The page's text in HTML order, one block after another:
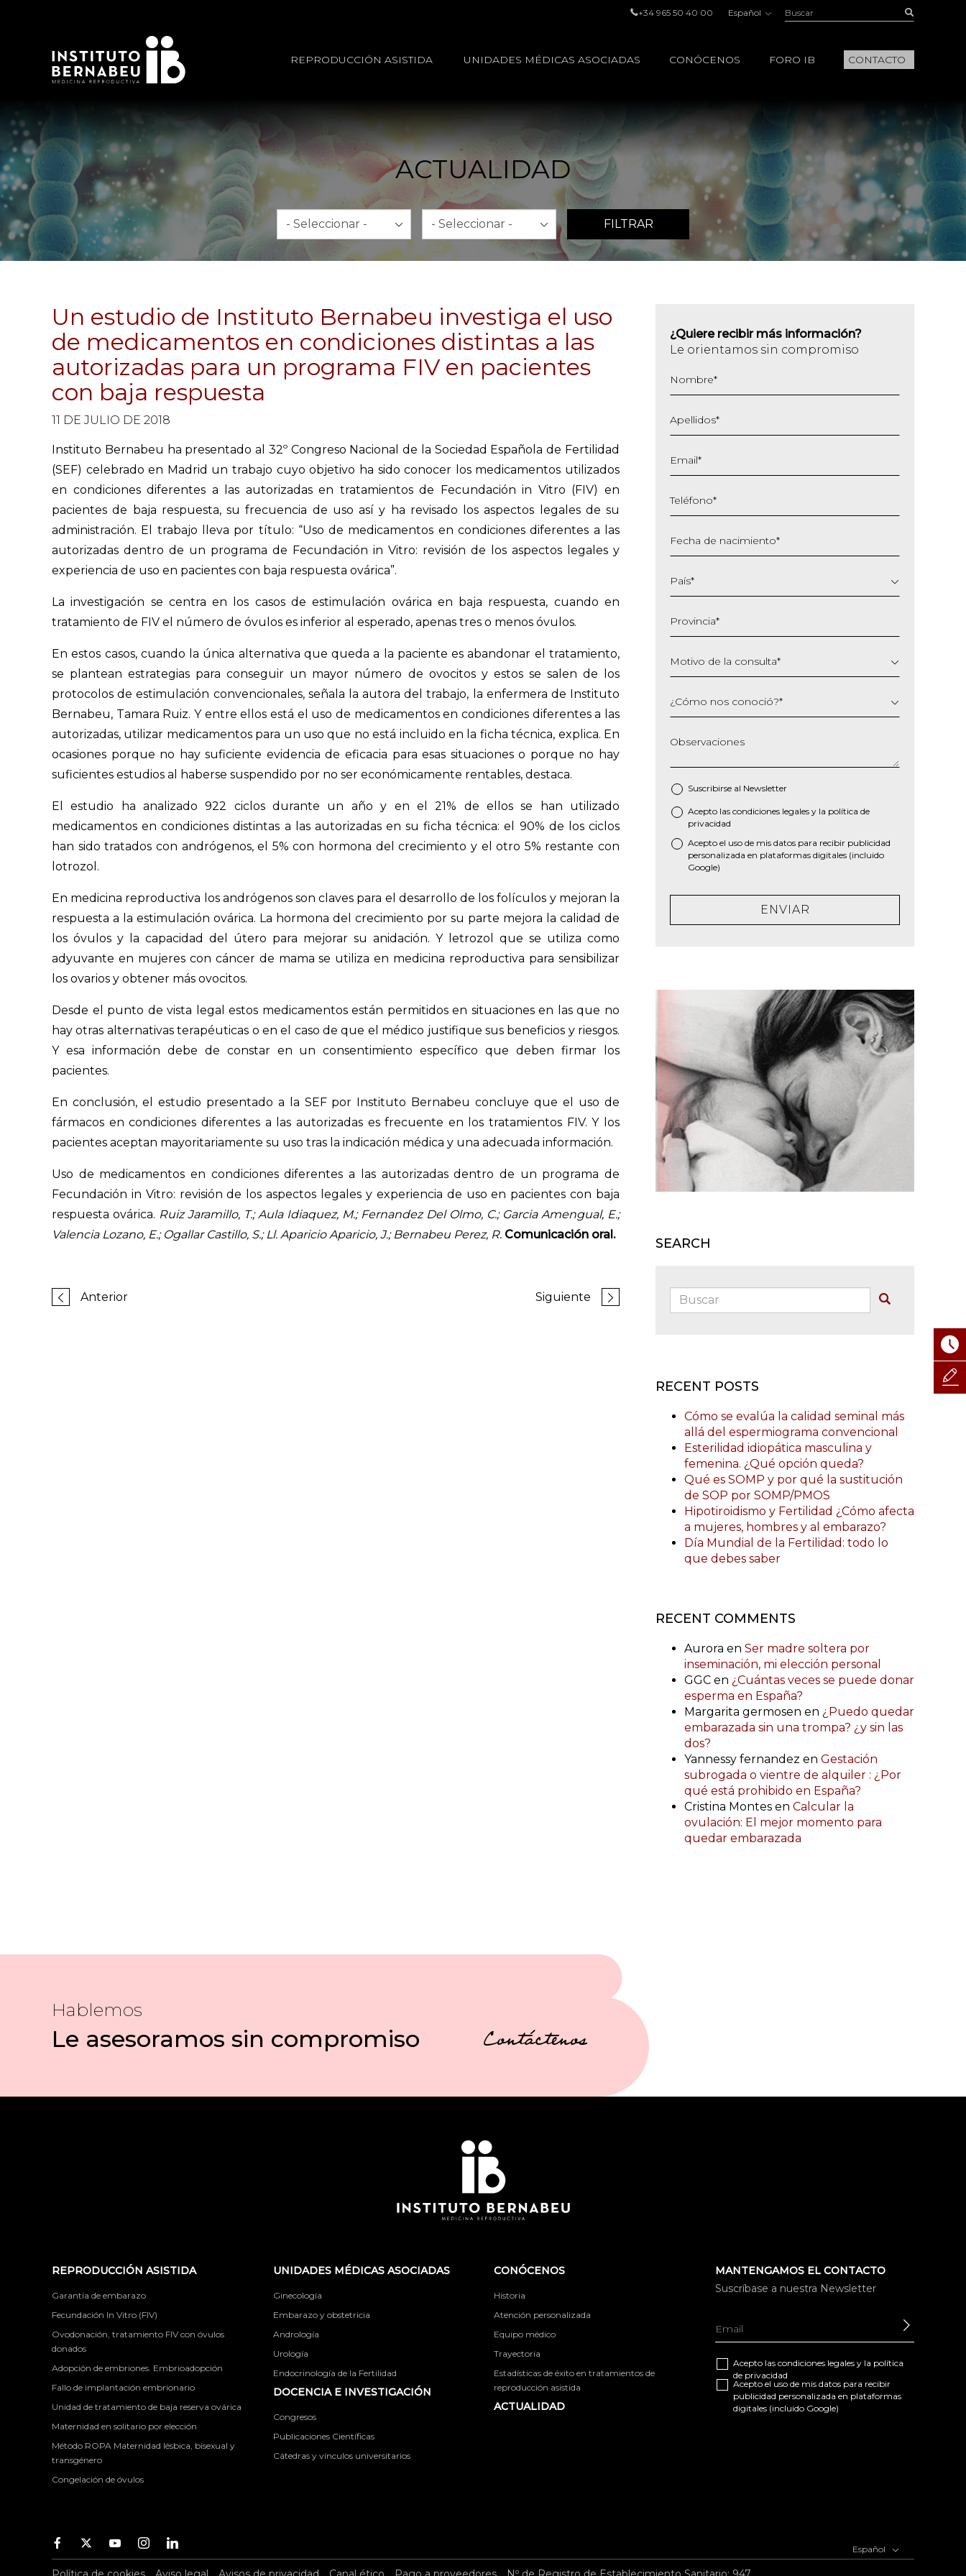
+34 965 50 40 00 Español Buscar:
REPRODUCCIÓN ASISTIDA UNIDADES MÉDICAS ASOCIADAS CONÓCENOS FORO IB CONTACTO
ACTUALIDAD
Mes Año
FILTRAR
Un estudio de Instituto Bernabeu investiga el uso
de medicamentos en condiciones distintas a las
autorizadas para un programa FIV en pacientes
con baja respuesta
11 DE JULIO DE 2018
Instituto Bernabeu ha presentado al 32º Congreso Nacional de la Sociedad Española de Fertilidad
(SEF) celebrado en Madrid un trabajo cuyo objetivo ha sido conocer los medicamentos utilizados
en condiciones diferentes a las autorizadas en tratamientos de Fecundación in Vitro (FIV) en
pacientes de baja respuesta, su frecuencia de uso así y ha revisado los aspectos legales de su
administración. El trabajo lleva por título: “Uso de medicamentos en condiciones diferentes a las
autorizadas dentro de un programa de Fecundación in Vitro: revisión de los aspectos legales y
experiencia de uso en pacientes con baja respuesta ovárica”.
La investigación se centra en los casos de estimulación ovárica en baja respuesta, cuando en
tratamiento de FIV el número de óvulos es inferior al esperado, apenas tres o menos óvulos.
En estos casos, cuando la única alternativa que queda a la paciente es abandonar el tratamiento,
se plantean estrategias para conseguir un mayor número de ovocitos y estos se salen de los
protocolos de estimulación convencionales, señala la autora del trabajo, la enfermera de Instituto
Bernabeu, Tamara Ruiz. Y entre ellos está el uso de medicamentos en condiciones diferentes a las
autorizadas, utilizar medicamentos para un uso que no está incluido en la ficha técnica, explica. En
ocasiones porque no hay suficiente evidencia de eficacia para esas situaciones o porque no hay
suficientes estudios al haberse suspendido por no ser económicamente rentables, destaca.
El estudio ha analizado 922 ciclos durante un año y en el 21% de ellos se han utilizado
medicamentos en condiciones distintas a las autorizadas en su ficha técnica: el 90% de los ciclos
han sido tratados con andrógenos, el 5% con hormona del crecimiento y el otro 5% restante con
lotrozol.
En medicina reproductiva los andrógenos son claves para el desarrollo de los folículos y mejoran la
respuesta a la estimulación ovárica. La hormona del crecimiento por su parte mejora la calidad de
los óvulos y la capacidad del útero para mejorar su anidación. Y letrozol que se utiliza como
adyuvante en mujeres con cáncer de mama se utiliza en medicina reproductiva para sensibilizar
los ovarios y obtener más ovocitos.
Desde el punto de vista legal estos medicamentos están permitidos en situaciones en las que no
hay otras alternativas terapéuticas o en el caso de que el médico justifique sus beneficios y riesgos.
Y esa información debe de constar en un consentimiento específico que deben firmar los
pacientes.
En conclusión, el estudio presentado a la SEF por Instituto Bernabeu concluye que el uso de
fármacos en condiciones diferentes a las autorizadas es frecuente en los tratamientos FIV. Y los
pacientes aceptan mayoritariamente su uso tras la indicación médica y una adecuada información.
Uso de medicamentos en condiciones diferentes a las autorizadas dentro de un programa de
Fecundación in Vitro: revisión de los aspectos legales y experiencia de uso en pacientes con baja
respuesta ovárica. Ruiz Jaramillo, T.; Aula Idiaquez, M.; Fernandez Del Olmo, C.; Garcia Amengual, E.;
Valencia Lozano, E.; Ogallar Castillo, S.; Ll. Aparicio Aparicio, J.; Bernabeu Perez, R. Comunicación oral.
Anterior Siguiente
¿Quiere recibir más información?
Le orientamos sin compromiso
Nombre*
Apellidos*
Email*
Teléfono*
Fecha de nacimiento*
barra
MM
AAAA
País*
Provincia*
Motivo de la consulta*
¿Cómo nos conoció?*
Observaciones
Suscribirse al Newsletter
* Acepto las condiciones legales y la política de
privacidad
Acepto el uso de mis datos para recibir publicidad
personalizada en plataformas digitales (incluido
Google)
ENVIAR
SEARCH
Buscar:
RECENT POSTS
Cómo se evalúa la calidad seminal más
allá del espermiograma convencional
Esterilidad idiopática masculina y
femenina. ¿Qué opción queda?
Qué es SOMP y por qué la sustitución
de SOP por SOMP/PMOS
Hipotiroidismo y Fertilidad ¿Cómo afecta
a mujeres, hombres y al embarazo?
Día Mundial de la Fertilidad: todo lo
que debes saber
RECENT COMMENTS
Aurora en Ser madre soltera por
inseminación, mi elección personal
GGC en ¿Cuántas veces se puede donar
esperma en España?
Margarita germosen en ¿Puedo quedar
embarazada sin una trompa? ¿y sin las
dos?
Yannessy fernandez en Gestación
subrogada o vientre de alquiler : ¿Por
qué está prohibido en España?
Cristina Montes en Calcular la
ovulación: El mejor momento para
quedar embarazada
Hablemos
Le asesoramos sin compromiso Contáctenos
REPRODUCCIÓN ASISTIDA
Garantía de embarazo
Fecundación In Vitro (FIV)
Ovodonación, tratamiento FIV con óvulos
donados
Adopción de embriones. Embrioadopción
Fallo de implantación embrionario
Unidad de tratamiento de baja reserva ovárica
Maternidad en solitario por elección
Método ROPA Maternidad lésbica, bisexual y
transgénero
Congelación de óvulos
UNIDADES MÉDICAS ASOCIADAS
Ginecología
Embarazo y obstetricia
Andrología
Urología
Endocrinología de la Fertilidad
DOCENCIA E INVESTIGACIÓN
Congresos
Publicaciones Científicas
Cátedras y vínculos universitarios
CONÓCENOS
Historia
Atención personalizada
Equipo médico
Trayectoria
Estadísticas de éxito en tratamientos de
reproducción asistida
ACTUALIDAD
MANTENGAMOS EL CONTACTO
Suscríbase a nuestra Newsletter
Acepto las condiciones legalesy la política
de privacidad
Acepto el uso de mis datos para recibir
publicidad personalizada en plataformas
digitales (incluido Google)
Facebook
TwitterYoutubeInstagramYoutube Español